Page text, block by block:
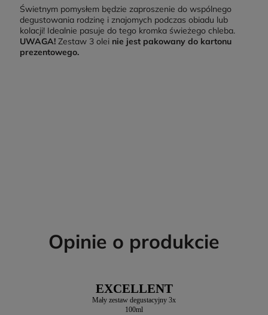
Świetnym pomysłem będzie zaproszenie do wspólnego
degustowania rodzinę i znajomych podczas obiadu lub
kolacji! Idealnie pasuje do tego kromka świeżego chleba.
UWAGA! Zestaw 3 olei nie jest pakowany do kartonu
prezentowego.
Opinie o produkcie
EXCELLENT
Mały zestaw degustacyjny 3x
100ml